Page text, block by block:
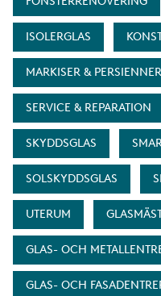
ISOLERGLAS
MARKISER & PERSIENNER
SERVICE & REPARATION
SKYDDSGLAS
SOLSKYDDSGLAS
UTERUM
GLAS- OCH
GLAS- OCH